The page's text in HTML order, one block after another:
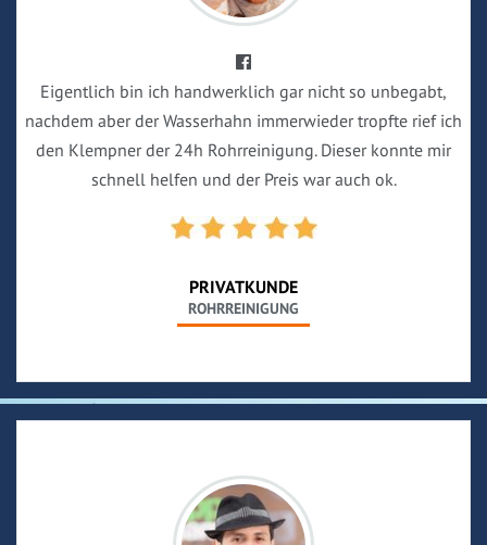
Eigentlich bin ich handwerklich gar nicht so unbegabt,
nachdem aber der Wasserhahn immerwieder tropfte rief ich
den Klempner der 24h Rohrreinigung. Dieser konnte mir
schnell helfen und der Preis war auch ok.
PRIVATKUNDE
ROHRREINIGUNG